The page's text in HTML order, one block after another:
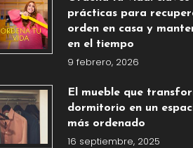
prácticas para
orden en casa y
en el tiempo
9 febrero, 2026
El mueble que
dormitorio en un
más ordenado
16 septiembre, 2025